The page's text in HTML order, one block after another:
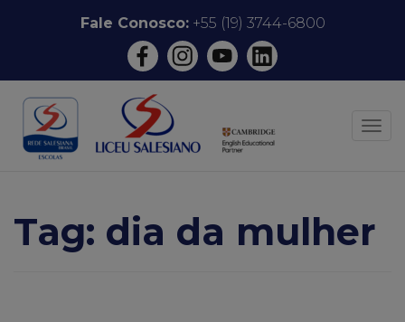
conteúdo
Fale Conosco:+55 (19) 3744-6800
Tag: dia da mulher